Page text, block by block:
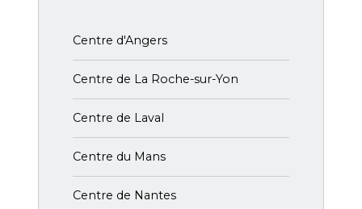
Centre d'Angers
Centre de La Roche-sur-Yon
Centre de Laval
Centre du Mans
Centre de Nantes